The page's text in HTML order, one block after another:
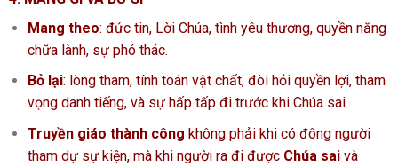
Mang theo: đức tin, Lời Chúa, tình yêu thương, quyền năng
chữa lành, sự phó thác.
Bỏ lại: lòng tham, tính toán vật chất, đòi hỏi quyền lợi, tham
vọng danh tiếng, và sự hấp tấp đi trước khi Chúa sai.
Truyền giáo thành công không phải khi có đông người
tham dự sự kiện, mà khi người ra đi được Chúa saivà